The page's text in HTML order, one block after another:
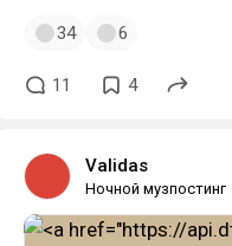
34 6
11 4
Validas
Ночной музпостинг